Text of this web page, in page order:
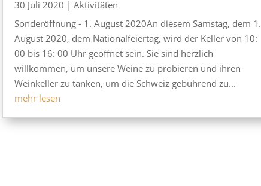
30 Juli 2020 | Aktivitäten
Sonderöffnung - 1. August 2020An diesem Samstag, dem 1.
August 2020, dem Nationalfeiertag, wird der Keller von 10:
00 bis 16: 00 Uhr geöffnet sein. Sie sind herzlich
willkommen, um unsere Weine zu probieren und ihren
Weinkeller zu tanken, um die Schweiz gebührend zu...
mehr lesen